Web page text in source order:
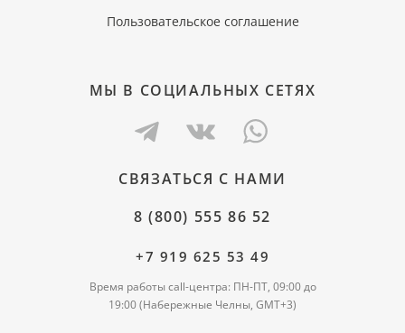
Пользовательское соглашение
МЫ В СОЦИАЛЬНЫХ СЕТЯХ
СВЯЗАТЬСЯ С НАМИ
8 (800) 555 86 52
+7 919 625 53 49
Время работы call-центра: ПН-ПТ, 09:00 до
19:00 (Набережные Челны, GMT+3)